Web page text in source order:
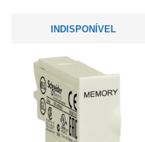
INDISPONÍVEL